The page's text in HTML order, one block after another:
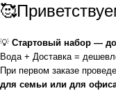
💡 Стартовый набор —
Вода + Доставка =
При первом заказе
для семьи или для